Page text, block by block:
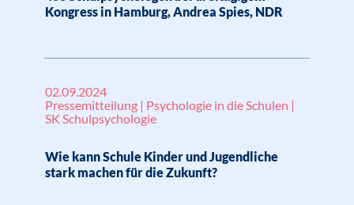
Kongress in Hamburg, Andrea Spies, NDR
02.09.2024
Pressemitteilung | Psychologie in die Schulen |
SK Schulpsychologie
Wie kann Schule Kinder und Jugendliche
stark machen für die Zukunft?